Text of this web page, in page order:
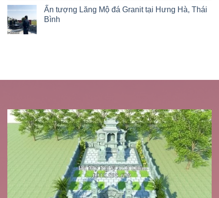
Ấn tượng Lăng Mộ đá Granit tại Hưng Hà, Thái
Bình